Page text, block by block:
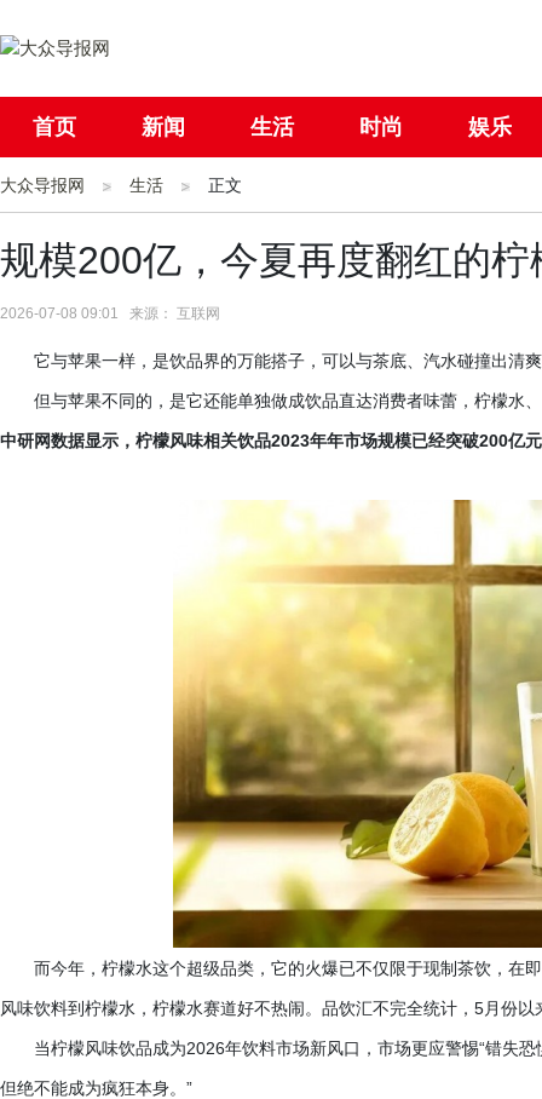
首页 新闻 生活 时尚 娱乐
社会 国际
大众导报网 生活 正文
规模200亿，今夏再度翻红的
2026-07-08 09:01 来源： 互联网
它与苹果一样，是饮品界的万能搭子，可以与茶底、汽水碰撞出清
但与苹果不同的，是它还能单独做成饮品直达消费者味蕾，柠檬水
中研网数据显示，柠檬风味相关饮品2023年年市场规模已经突破200亿
而今年，柠檬水这个超级品类，它的火爆已不仅限于现制茶饮，在
风味饮料到柠檬水，柠檬水赛道好不热闹。品饮汇不完全统计， 5月份以
当柠檬风味饮品成为2026年饮料市场新风口，市场更应警惕“错失
但绝不能成为疯狂本身。”